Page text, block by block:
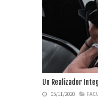
Un Realizador
05/11/2020